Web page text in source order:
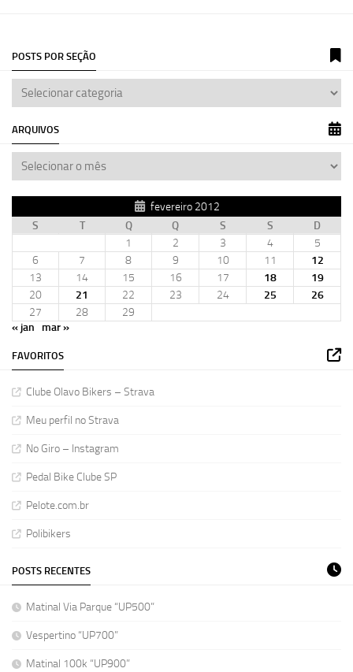
POSTS POR SEÇÃO
ARQUIVOS
fevereiro 2012
S
T Q Q S S
D
1
2 3 4
5
6
7 8 9 10 11
12
13
14 15 16 17 18
19
20
21 22 23 24 25
26
27
28
29
« jan
mar »
FAVORITOS
Clube Olavo Bikers – Strava
Meu perfil no Strava
No Giro – Instagram
Pedal Bike Clube SP
Pelote.com.br
Polibikers
POSTS RECENTES
Matinal Via Parque “UP500”
Vespertino “UP700”
Matinal 100k “UP900”